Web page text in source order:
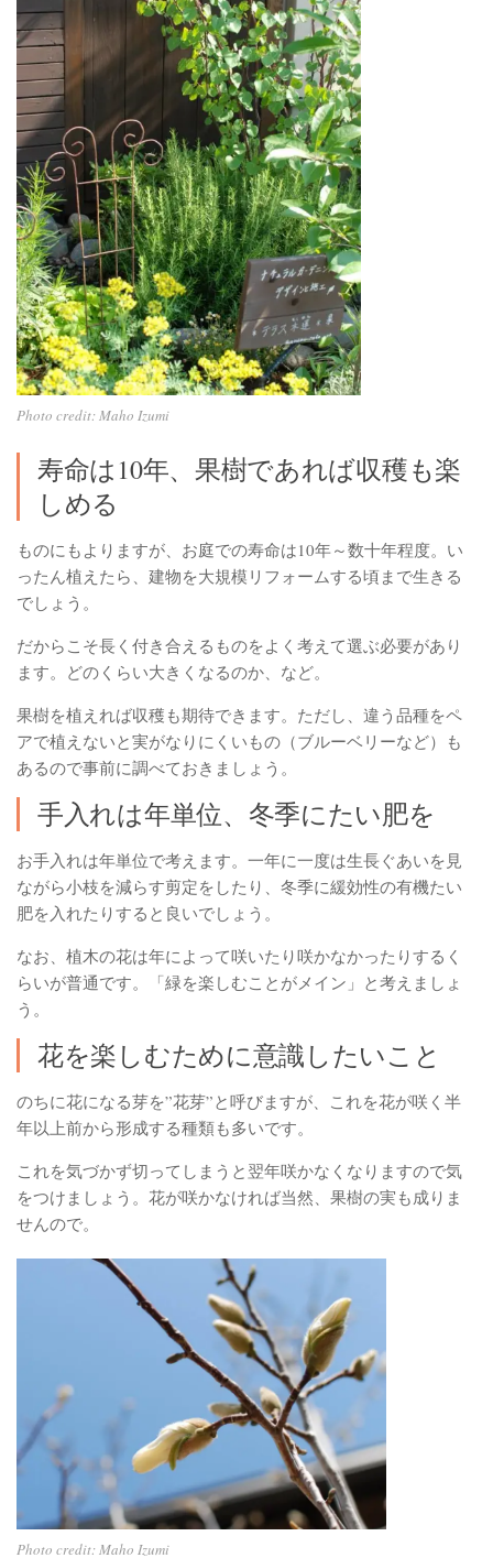
Photo credit: Maho Izumi
寿命は10年、果樹であれば収穫も楽
しめる
ものにもよりますが、お庭での寿命は10年～数十年程度。い
ったん植えたら、建物を大規模リフォームする頃まで生きる
でしょう。
だからこそ長く付き合えるものをよく考えて選ぶ必要があり
ます。どのくらい大きくなるのか、など。
果樹を植えれば収穫も期待できます。ただし、違う品種をペ
アで植えないと実がなりにくいもの（ブルーベリーなど）も
あるので事前に調べておきましょう。
手入れは年単位、冬季にたい肥を
お手入れは年単位で考えます。一年に一度は生長ぐあいを見
ながら小枝を減らす剪定をしたり、冬季に緩効性の有機たい
肥を入れたりすると良いでしょう。
なお、植木の花は年によって咲いたり咲かなかったりするく
らいが普通です。「緑を楽しむことがメイン」と考えましょ
う。
花を楽しむために意識したいこと
のちに花になる芽を”花芽”と呼びますが、これを花が咲く半
年以上前から形成する種類も多いです。
これを気づかず切ってしまうと翌年咲かなくなりますので気
をつけましょう。花が咲かなければ当然、果樹の実も成りま
せんので。
Photo credit: Maho Izumi